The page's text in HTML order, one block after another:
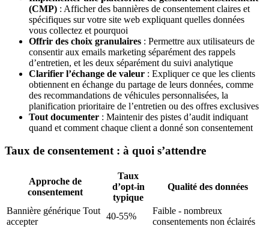
(CMP) : Afficher des bannières de consentement claires et
spécifiques sur votre site web expliquant quelles données
vous collectez et pourquoi
Offrir des choix granulaires : Permettre aux utilisateurs de
consentir aux emails marketing séparément des rappels
d’entretien, et les deux séparément du suivi analytique
Clarifier l’échange de valeur : Expliquer ce que les clients
obtiennent en échange du partage de leurs données, comme
des recommandations de véhicules personnalisées, la
planification prioritaire de l’entretien ou des offres exclusives
Tout documenter : Maintenir des pistes d’audit indiquant
quand et comment chaque client a donné son consentement
Taux de consentement : à quoi s’attendre
Approche de
consentement
Taux
d’opt-in
typique
Qualité des données
Bannière générique Tout
accepter
40-55%
Faible - nombreux
consentements non éclairés